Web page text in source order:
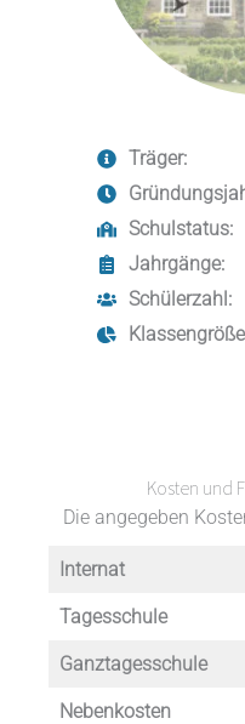
Träger:
Schulstatus:
Jahrgänge:
Schülerzahl:
Kosten und
Die angegeben
Internat
Tagesschule
Ganztagesschule
Nebenkosten